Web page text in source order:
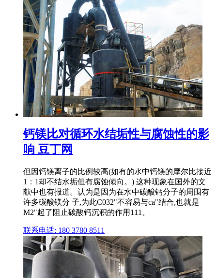
钙镁比对循环水结垢性与腐蚀性的影
响 豆丁网
但因钙镁离子的比例较高(如有的水中钙镁的摩尔比接近
1：1却不结水垢但有腐蚀倾向。) 这种现象在国外的文
献中也有报道。认为是因为在水中碳酸钙分子的周围有
许多碳酸镁分 子,为此C032"不容易与ca"结合,也就是
M2"起了阻止碳酸钙沉积的作用111。
联系电话: 180 3780 8511